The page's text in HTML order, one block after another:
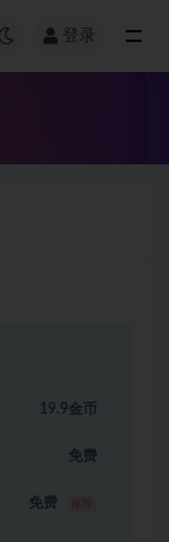
登录
19.9金币
免费
免费